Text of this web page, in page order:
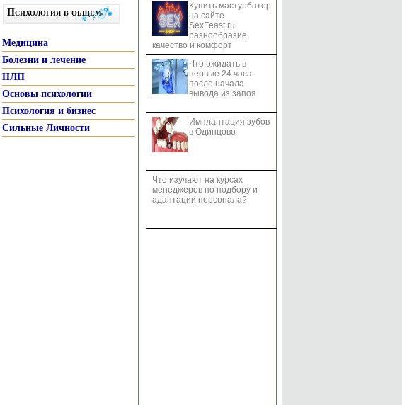
Психология в общем
Медицина
Болезни и лечение
НЛП
Основы психологии
Психология и бизнес
Сильные Личности
Купить мастурбатор
на сайте
SexFeast.ru:
разнообразие,
качество и комфорт
Что ожидать в
первые 24 часа
после начала
вывода из запоя
Имплантация зубов
в Одинцово
Что изучают на курсах
менеджеров по подбору и
адаптации персонала?